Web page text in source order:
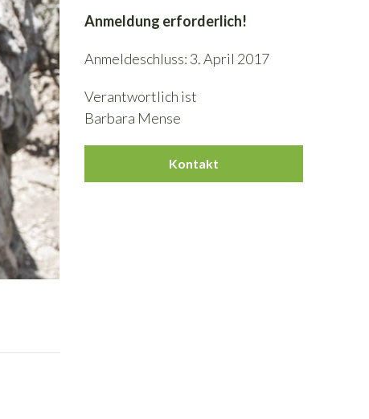
Anmeldung erforderlich!
Anmeldeschluss: 3. April 2017
Verantwortlich ist
Barbara Mense
Kontakt